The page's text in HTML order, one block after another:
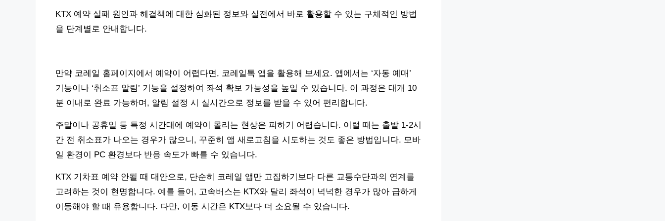
KTX 예약 실패 원인과 해결책에 대한 심화된 정보와 실전에서 바로 활용할 수 있는 구체적인 방법
을 단계별로 안내합니다.
만약 코레일 홈페이지에서 예약이 어렵다면, 코레일톡 앱을 활용해 보세요. 앱에서는 ‘자동 예매’
기능이나 ‘취소표 알림’ 기능을 설정하여 좌석 확보 가능성을 높일 수 있습니다. 이 과정은 대개 10
분 이내로 완료 가능하며, 알림 설정 시 실시간으로 정보를 받을 수 있어 편리합니다.
주말이나 공휴일 등 특정 시간대에 예약이 몰리는 현상은 피하기 어렵습니다. 이럴 때는 출발 1-2시
간 전 취소표가 나오는 경우가 많으니, 꾸준히 앱 새로고침을 시도하는 것도 좋은 방법입니다. 모바
일 환경이 PC 환경보다 반응 속도가 빠를 수 있습니다.
KTX 기차표 예약 안될 때 대안으로, 단순히 코레일 앱만 고집하기보다 다른 교통수단과의 연계를
고려하는 것이 현명합니다. 예를 들어, 고속버스는 KTX와 달리 좌석이 넉넉한 경우가 많아 급하게
이동해야 할 때 유용합니다. 다만, 이동 시간은 KTX보다 더 소요될 수 있습니다.